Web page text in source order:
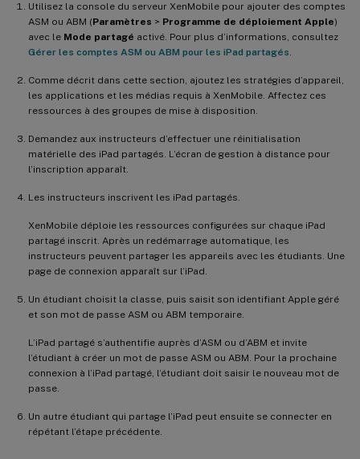
Utilisez la console du serveur XenMobile pour ajouter des comptes
ASM ou ABM (Paramètres > Programme de déploiement Apple)
avec le Mode partagé activé. Pour plus d’informations, consultez
Gérer les comptes ASM ou ABM pour les iPad partagés.
Comme décrit dans cette section, ajoutez les stratégies d’appareil,
les applications et les médias requis à XenMobile. Affectez ces
ressources à des groupes de mise à disposition.
Demandez aux instructeurs d’effectuer une réinitialisation
matérielle des iPad partagés. L’écran de gestion à distance pour
l’inscription apparaît.
Les instructeurs inscrivent les iPad partagés.
XenMobile déploie les ressources configurées sur chaque iPad
partagé inscrit. Après un redémarrage automatique, les
instructeurs peuvent partager les appareils avec les étudiants. Une
page de connexion apparaît sur l’iPad.
Un étudiant choisit la classe, puis saisit son identifiant Apple géré
et son mot de passe ASM ou ABM temporaire.
L’iPad partagé s’authentifie auprès d’ASM ou d’ABM et invite
l’étudiant à créer un mot de passe ASM ou ABM. Pour la prochaine
connexion à l’iPad partagé, l’étudiant doit saisir le nouveau mot de
passe.
Un autre étudiant qui partage l’iPad peut ensuite se connecter en
répétant l’étape précédente.